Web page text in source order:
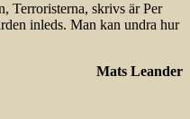
Terroristerna, skrivs är Per
inleds. Man kan undra hur
Mats Leander